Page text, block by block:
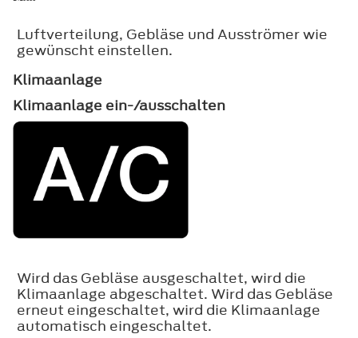
Luftverteilung, Gebläse und Ausströmer wie
gewünscht einstellen.
Klimaanlage
Klimaanlage ein-/ausschalten
Wird das Gebläse ausgeschaltet, wird die
Klimaanlage abgeschaltet. Wird das Gebläse
erneut eingeschaltet, wird die Klimaanlage
automatisch eingeschaltet.